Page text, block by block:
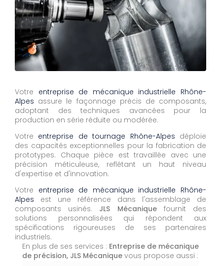
Votre entreprise de mécanique industrielle Rhône-
Alpes assure le façonnage précis de composants,
adoptant des techniques avancées pour la
production en série réduite ou modérée.
Votre entreprise de tournage Rhône-Alpes déploie
des capacités exceptionnelles pour la fabrication de
prototypes. Chaque pièce est travaillée avec une
précision méticuleuse, reflétant un haut niveau
d'expertise et d'innovation.
Votre entreprise de mécanique industrielle Rhône-
Alpes est une référence dans l'assemblage de
composants usinés. JLS Mécaniquefournit des
solutions personnalisées qui répondent aux
spécifications rigoureuses de ses partenaires
industriels.
En plus de ses services : Entreprise de mécanique
de précision, JLS Mécanique vous propose aussi :